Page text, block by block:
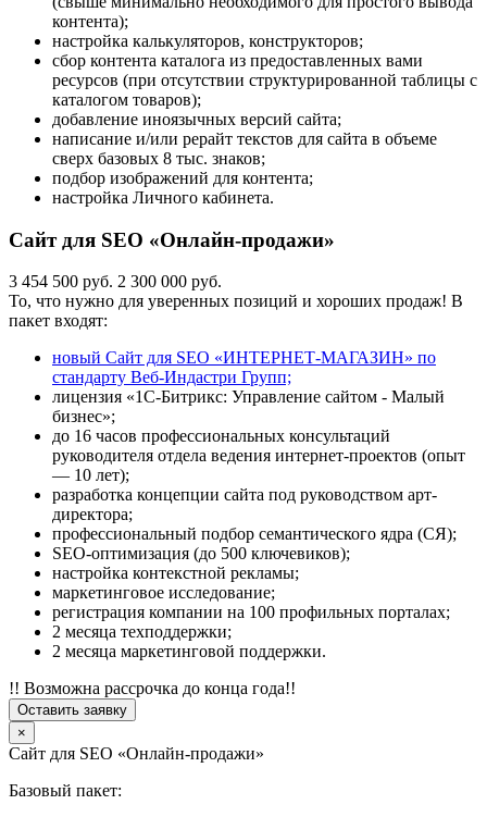
контента);
настройка калькуляторов, конструкторов;
сбор контента каталога из предоставленных вами
ресурсов (при отсутствии структурированной таблицы с
каталогом товаров);
добавление иноязычных версий сайта;
написание и/или рерайт текстов для сайта в объеме
сверх базовых 8 тыс. знаков;
подбор изображений для контента;
настройка Личного кабинета.
Сайт для SEO «Онлайн-продажи»
3 454 500 руб. 2 300 000 руб.
То, что нужно для уверенных позиций и хороших продаж! В
пакет входят:
новый Сайт для SEO «ИНТЕРНЕТ-МАГАЗИН» по
стандарту Веб-Индастри Групп;
лицензия «1С-Битрикс: Управление сайтом - Малый
бизнес»;
до 16 часов профессиональных консультаций
руководителя отдела ведения интернет-проектов (опыт
— 10 лет);
разработка концепции сайта под руководством арт-
директора;
профессиональный подбор семантического ядра (СЯ);
SEO-оптимизация (до 500 ключевиков);
настройка контекстной рекламы;
маркетинговое исследование;
регистрация компании на 100 профильных порталах;
2 месяца техподдержки;
2 месяца маркетинговой поддержки.
!! Возможна рассрочка до конца года!!
Оставить заявку
×
Сайт для SEO «Онлайн-продажи»
Базовый пакет: